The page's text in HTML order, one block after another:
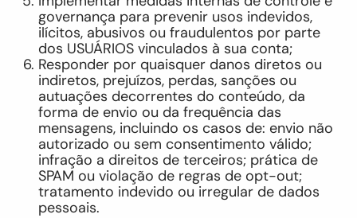
governança para prevenir usos indevidos,
ilícitos, abusivos ou fraudulentos por parte
dos USUÁRIOS vinculados à sua conta;
Responder por quaisquer danos diretos ou
indiretos, prejuízos, perdas, sanções ou
autuações decorrentes do conteúdo, da
forma de envio ou da frequência das
mensagens, incluindo os casos de: envio não
autorizado ou sem consentimento válido;
infração a direitos de terceiros; prática de
SPAM ou violação de regras de opt-out;
tratamento indevido ou irregular de dados
pessoais.